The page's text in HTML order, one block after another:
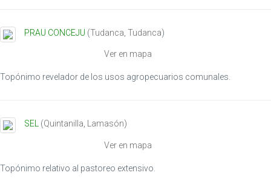
PRAU CONCEJU (Tudanca Tudanca)
Ver en mapa
Topónimo revelador de los usos agropecuarios comunales.
SEL (Quintanilla, Lamasón)
Ver en mapa
Topónimo relativo al pastoreo extensivo.